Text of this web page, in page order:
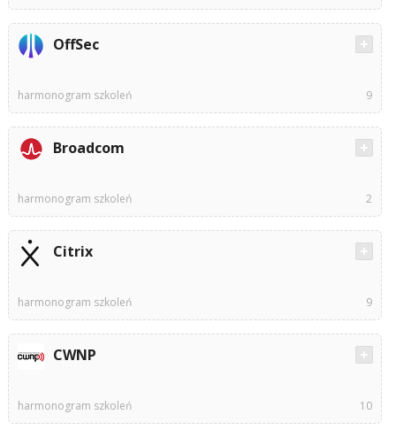
OffSec
harmonogram szkoleń 9
Broadcom
harmonogram szkoleń 2
Citrix
harmonogram szkoleń 9
CWNP
harmonogram szkoleń 10